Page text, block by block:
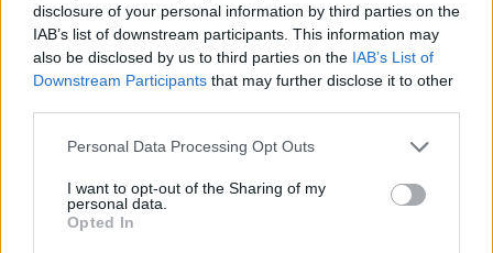
disclosure of your personal information by third parties on the
IAB’s list of downstream participants. This information may
also be disclosed by us to third parties on the IAB’s List of
Downstream Participants that may further disclose it to other
Personal Data Processing Opt Outs
I want to opt-out of the Sharing of my
personal data.
Opted In